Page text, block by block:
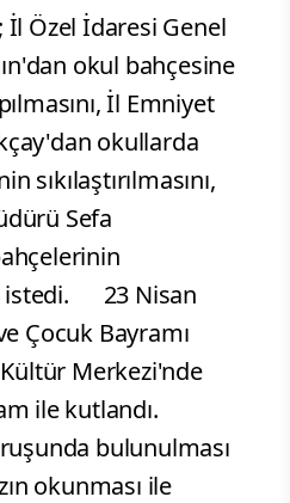
İl Özel İdaresi Genel
okul bahçesine
İl Emniyet
okullarda
sıkılaştırılmasını,
Sefa
istedi.
23 Nisan
Çocuk Bayramı
Kültür Merkezi'nde
ile kutlandı.
bulunulması
okunması ile